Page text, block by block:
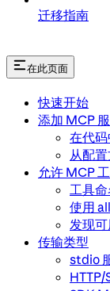
迁移指南
在此页面
快速开始
添加 MCP
在代码
从配
允许 MCP
工具
使用
发现
传输类型
stdio
HTTP/